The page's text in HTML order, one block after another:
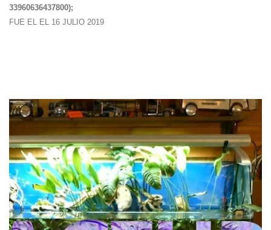
33960636437800);
FUE EL EL 16 JULIO 2019